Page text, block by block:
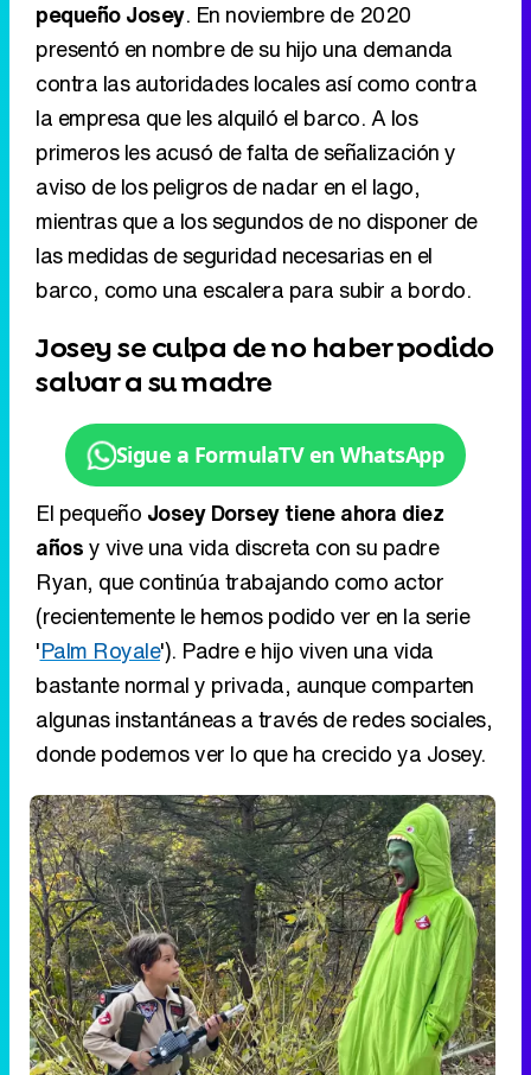
pequeño Josey. En noviembre de 2020
presentó en nombre de su hijo una demanda
contra las autoridades locales así como contra
la empresa que les alquiló el barco. A los
primeros les acusó de falta de señalización y
aviso de los peligros de nadar en el lago,
mientras que a los segundos de no disponer de
las medidas de seguridad necesarias en el
barco, como una escalera para subir a bordo.
Josey se culpa de no haber podido
salvar a su madre
Sigue a FormulaTV en WhatsApp
El pequeño Josey Dorsey tiene ahora diez
añosy vive una vida discreta con su padre
Ryan, que continúa trabajando como actor
(recientemente le hemos podido ver en la serie
'Palm Royale'). Padre e hijo viven una vida
bastante normal y privada, aunque comparten
algunas instantáneas a través de redes sociales,
donde podemos ver lo que ha crecido ya Josey.